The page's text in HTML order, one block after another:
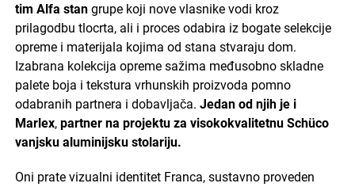
tim Alfa stangrupe koji nove vlasnike vodi kroz
prilagodbu tlocrta, ali i proces odabira iz bogate selekcije
opreme i materijala kojima od stana stvaraju dom.
Izabrana kolekcija opreme sažima međusobno skladne
palete boja i tekstura vrhunskih proizvoda pomno
odabranih partnera i dobavljača. Jedan od njih je i
Marlex, partner na projektu za visokokvalitetnu Schüco
vanjsku aluminijsku stolariju.
Oni prate vizualni identitet Franca, sustavno proveden